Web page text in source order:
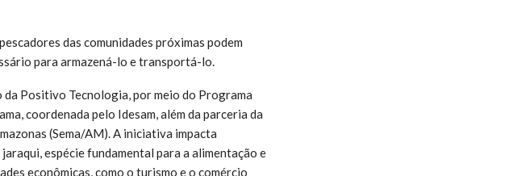
das comunidades próximas podem
para armazená-lo e transportá-lo.
Positivo Tecnologia, por meio do Programa
coordenada pelo Idesam, além da parceria da
(Sema/AM). A iniciativa impacta
espécie fundamental para a alimentação e
econômicas, como o turismo e o comércio